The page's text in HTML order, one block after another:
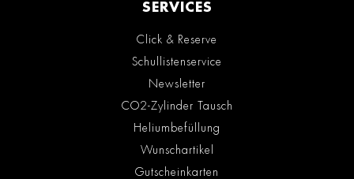
SERVICES
Click & Reserve
Schullistenservice
Newsletter
CO2-Zylinder Tausch
Heliumbefüllung
Wunschartikel
Gutscheinkarten